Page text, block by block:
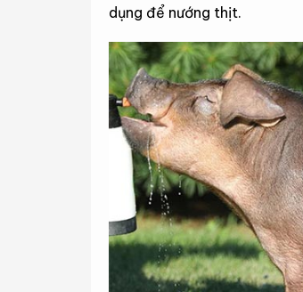
dụng để nướng thịt.